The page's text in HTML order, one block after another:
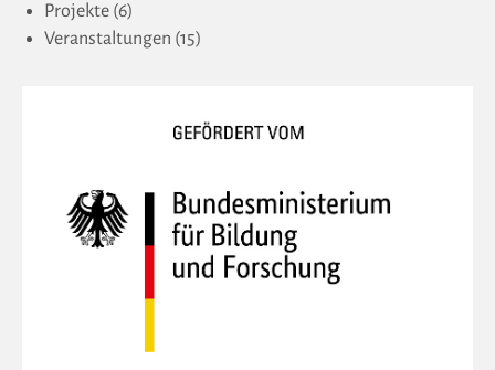
Projekte (6)
Veranstaltungen (15)